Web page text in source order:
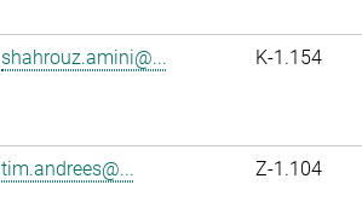
shahrouz.amini@... K-1.154
tim.andrees@... Z-1.104